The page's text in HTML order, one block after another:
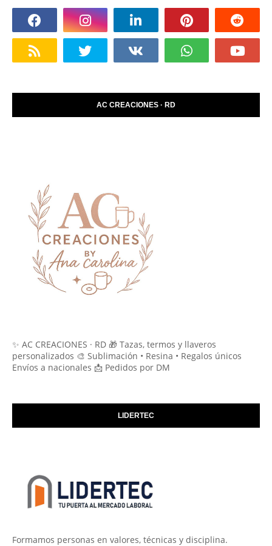
AC CREACIONES · RD
✨ AC CREACIONES · RD 🎁 Tazas, termos y llaveros
personalizados 🎨 Sublimación • Resina • Regalos únicos
Envíos a nacionales 📩 Pedidos por DM
LIDERTEC
Formamos personas en valores, técnicas y disciplina.